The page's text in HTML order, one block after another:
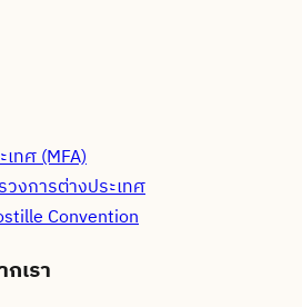
ทศ (MFA)
งการต่างประเทศ
Convention
เรา